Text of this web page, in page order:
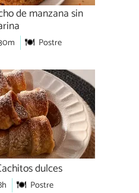
de manzana sin
Postre
dulces
Postre